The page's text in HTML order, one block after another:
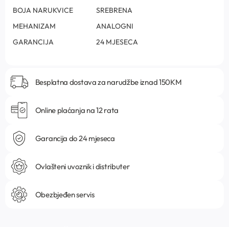
BOJA NARUKVICE
SREBRENA
MEHANIZAM
ANALOGNI
GARANCIJA
24 MJESECA
Besplatna dostava za narudžbe iznad 150KM
Online plaćanja na 12 rata
Garancija do 24 mjeseca
Ovlašteni uvoznik i distributer
Obezbjeđen servis